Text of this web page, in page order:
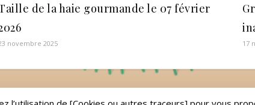
de la haie gourmande le 07 février
novembre 2025 17